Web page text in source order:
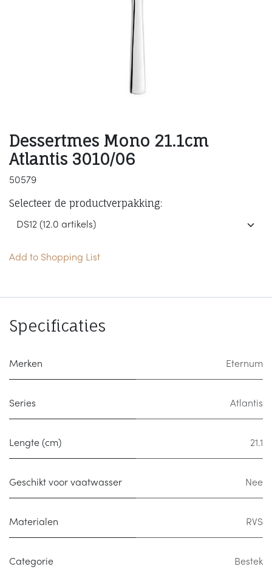
Dessertmes Mono 21.1cm
Atlantis 3010/06
50579
Selecteer de productverpakking:
Add to Shopping List
Specificaties
Merken Eternum
Series Atlantis
Lengte (cm) 21.1
Geschikt voor vaatwasser Nee
Materialen RVS
Categorie Bestek